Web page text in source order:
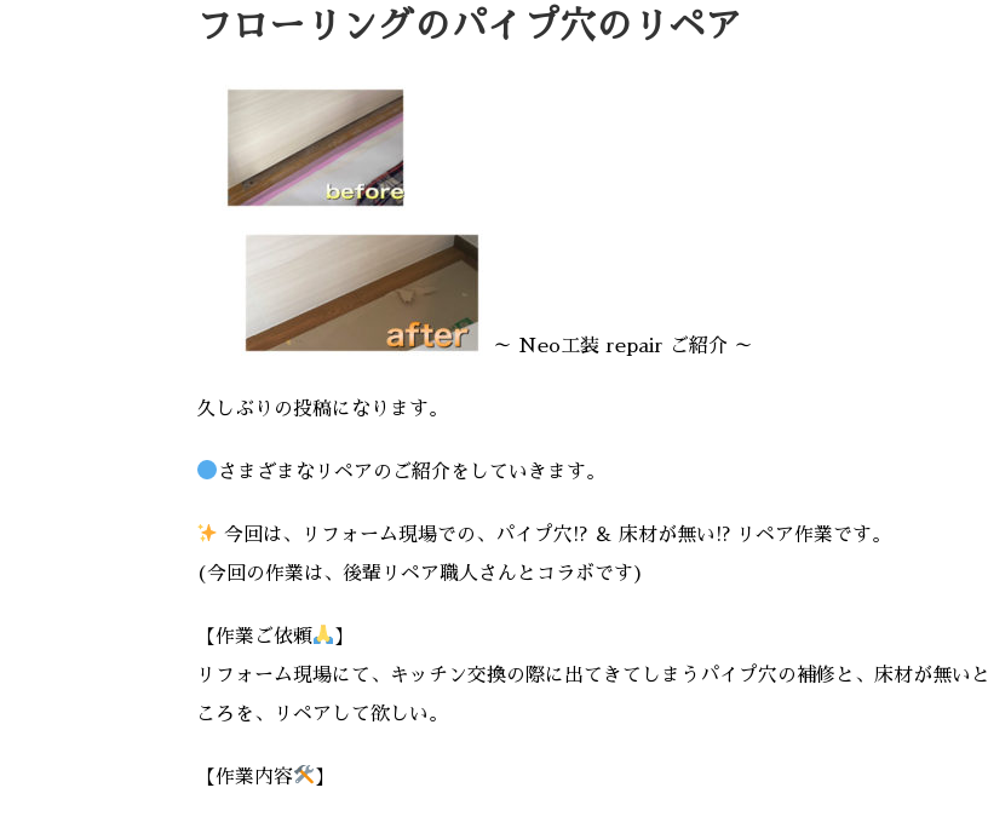
フローリングのパイプ穴のリペア
～ Neo工装 repair ご紹介 ～
久しぶりの投稿になります。
さまざまなリペアのご紹介をしていきます。
今回は、リフォーム現場での、パイプ穴!? ＆ 床材が無い!? リペア作業です。
(今回の作業は、後輩リペア職人さんとコラボです)
【作業ご依頼
】
リフォーム現場にて、キッチン交換の際に出てきてしまうパイプ穴の補修と、床材が無いと
ころを、リペアして欲しい。
【作業内容 】